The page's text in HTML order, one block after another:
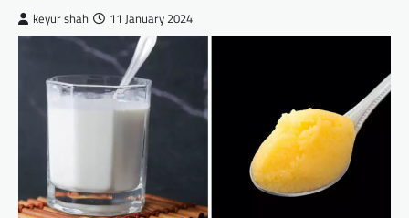
keyur shah 11 January 2024